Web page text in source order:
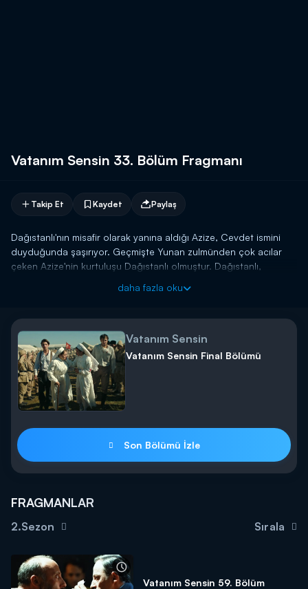
Vatanım Sensin 33. Bölüm Fragmanı
Takip Et Kaydet Paylaş
Dağıstanlı'nın misafir olarak yanına aldığı Azize, Cevdet ismini
duyduğunda şaşırıyor. Geçmişte Yunan zulmünden çok acılar
çeken Azize'nin kurtuluşu Dağıstanlı olmuştur. Dağıstanlı,
Azize, yeniden İzmir'e ailesinin yanına gitmeye karar verir. Evine
Azize'yi bulan Hamilton gayesini öğrenmek ister. Artık Azize de
bu Yunan zulmüne daha fazla katlanmamak için savaşta daha
fazla rol almak istediğini söyler.
Azize'nin çocuğu şu an nerede? Cevdet, yeniden Azize'yi
görebilecek mi?
akşamı saat 20.00'de Kanal D'de!
daha fazla oku
Vatanım Sensin
Vatanım Sensin Final Bölümü
Son Bölümü İzle
FRAGMANLAR
2.Sezon Sırala
Vatanım Sensin 59. Bölüm